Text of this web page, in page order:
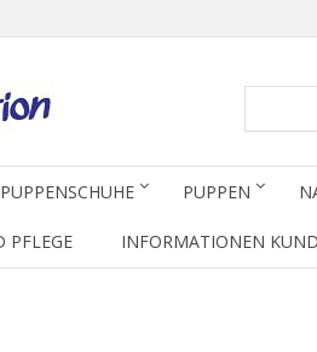
PUPPENSCHUHE PUPPEN
PFLEGE INFORMATIONEN